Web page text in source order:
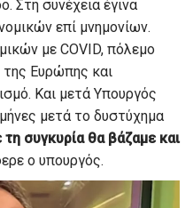
Στη συνέχεια έγινα
επί μνημονίων.
με COVID, πόλεμο
Ευρώπης και
Και μετά Υπουργός
μετά το δυστύχημα
συγκυρία θα βάζαμε και
ο υπουργός.